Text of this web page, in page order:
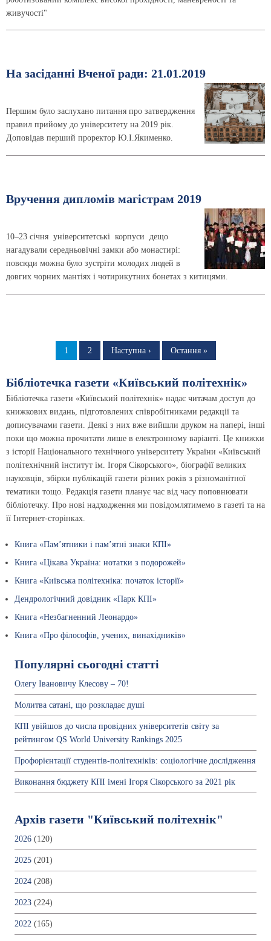
живучості"
На засіданні Вченої ради: 21.01.2019
Першим було заслухано питання про затвердження
правил прийому до університету на 2019 рік.
Доповідав перший проректор Ю.І.Якименко.
Вручення дипломів магістрам 2019
10–23 січня університетські корпуси дещо
нагадували середньовічні замки або монастирі:
повсюди можна було зустріти молодих людей в
довгих чорних мантіях і чотирикутних бонетах з китицями.
Сторінка
1 Сторінка
2
Наступна
Наступна ›
Остання
Остання »
Бібліотечка газети «Київський політехнік»
Бібліотечка газети «Київський політехнік» надає читачам доступ до
книжкових видань, підготовлених співробітниками редакції та
дописувачами газети. Деякі з них вже вийшли друком на папері, інші
поки що можна прочитати лише в електронному варіанті. Це книжки
з історії Національного технічного університету України «Київський
політехнічний інститут ім. Ігоря Сікорського», біографії великих
науковців, збірки публікацій газети різних років з різноманітної
тематики тощо. Редакція газети планує час від часу поповнювати
бібліотечку. Про нові надходження ми повідомлятимемо в газеті та на
її Інтернет-сторінках.
Книга «Пам’ятники і пам’ятні знаки КПІ»
Книга «Цікава Україна: нотатки з подорожей»
Книга «Київська політехніка: початок історії»
Дендрологічний довідник «Парк КПІ»
Книга «Незбагненний Леонардо»
Книга «Про філософів, учених, винахідників»
Популярні сьогодні статті
Олегу Івановичу Клесову – 70!
Молитва сатані, що розкладає душі
КПІ увійшов до числа провідних університетів світу за
рейтингом QS World University Rankings 2025
Профорієнтації студентів-політехніків: соціологічне дослідження
Виконання бюджету КПІ імені Ігоря Сікорського за 2021 рік
Архів газети "Київський політехнік"
2026 (120)
2025 (201)
2024 (208)
2023 (224)
2022 (165)